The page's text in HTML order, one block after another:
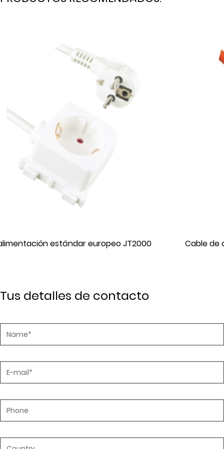
Cable de alimentación estándar europeo JT02
Tus detalles de contacto